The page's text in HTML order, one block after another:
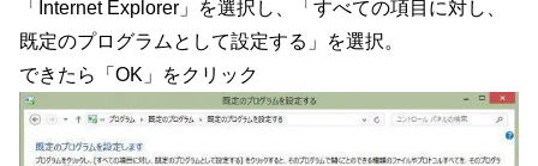
「Internet Explorer」を選択し、「すべての項目に対し、
既定のプログラムとして設定する」を選択。
できたら「OK」をクリック